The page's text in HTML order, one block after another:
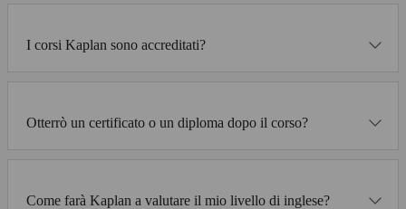
I corsi Kaplan sono accreditati?
Otterrò un certificato o un diploma dopo il corso?
Come farà Kaplan a valutare il mio livello di inglese?